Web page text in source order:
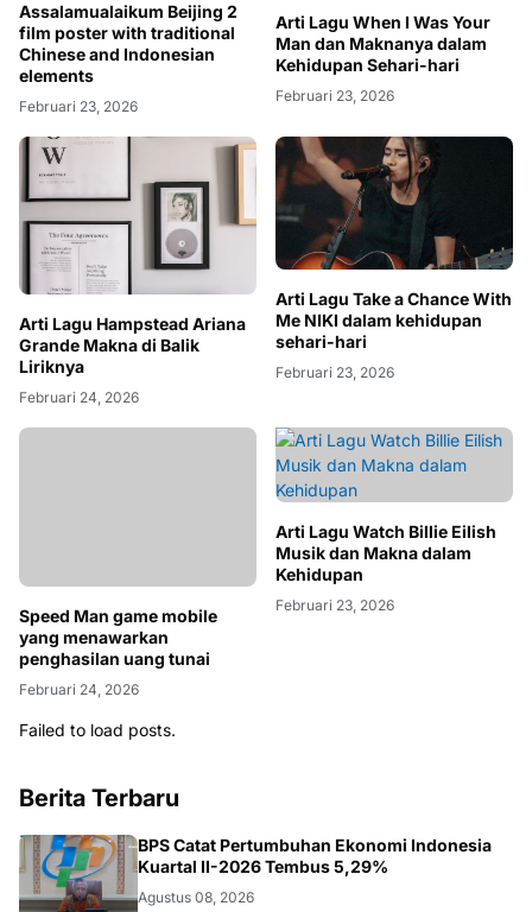
Assalamualaikum Beijing 2
film poster with traditional
Chinese and Indonesian
elements
Februari 23, 2026
Arti Lagu When I Was Your
Man dan Maknanya dalam
Kehidupan Sehari-hari
Februari 23, 2026
Arti Lagu Hampstead Ariana
Grande Makna di Balik
Liriknya
Februari 24, 2026
Arti Lagu Take a Chance With
Me NIKI dalam kehidupan
sehari-hari
Februari 23, 2026
Speed Man game mobile
yang menawarkan
penghasilan uang tunai
Februari 24, 2026
Arti Lagu Watch Billie Eilish
Musik dan Makna dalam
Kehidupan
Februari 23, 2026
Failed to load posts.
EKONOMI
BPS Catat Pertumbuhan Ekonomi Indonesia
Kuartal II-2026 Tembus 5,29%
Agustus 08, 2026